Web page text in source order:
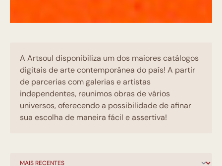
A Artsoul disponibiliza um dos maiores catálogos
digitais de arte contemporânea do país! A partir
de parcerias com galerias e artistas
independentes, reunimos obras de vários
universos, oferecendo a possibilidade de afinar
sua escolha de maneira fácil e assertiva!